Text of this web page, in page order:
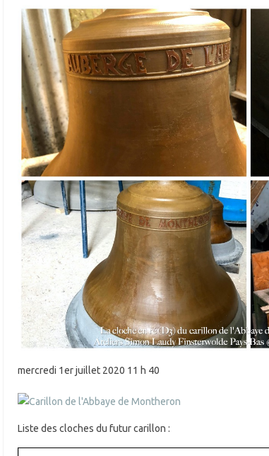
mercredi 1er juillet 2020 11 h 40
Liste des cloches du futur carillon :